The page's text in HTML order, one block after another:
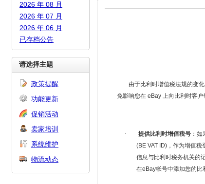
2026 年 08 月
2026 年 07 月
2026 年 06 月
已存档公告
请选择主题
政策提醒
功能更新
促销活动
卖家培训
系统维护
物流动态
由于比利时增值税法规的变
免影响您在 eBay 上向比利时客户
· 提供比利时增值税号 ：
(BE VAT ID) ，作为增值
信息与比利时税务机关的
在eBay帐号中添加您的比